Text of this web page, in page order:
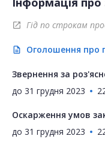
open_in_new Гід по строкам
description Оголошення про
Звернення за
до 31 грудня 2023
Оскарження умов
до 31 грудня 2023